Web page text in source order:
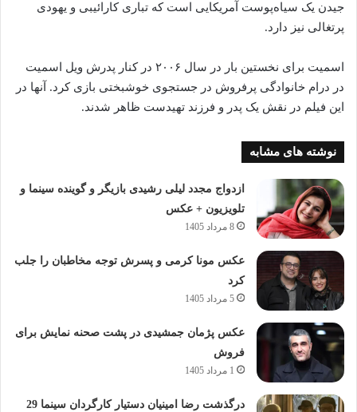
جیدن یک سیاه‌پوست آمریکایی است که تباری کارائیبی و یهودی
پرتغالی نیز دارد.
اسمیت برای نخستین بار در سال ۲۰۰۶ در کنار پدرش ویل اسمیت
در درام خانوادگی پرفروش در جستجوی خوشبختی بازی کرد. آنها در
این فیلم در نقش یک پدر و فرزند تهیدست ظاهر شدند.
نوشته های مشابه
ازدواج مجدد لیلی رشیدی بازیگر و گوینده سینما و
تلویزیون + عکس
8 مرداد 1405
عکس مونا کرمی و پسرش توجه مخاطبان را جلب
کرد
5 مرداد 1405
عکس پژمان جمشیدی در پشت صحنه نمایش برای
فروش
1 مرداد 1405
درگذشت رضا امینیان دستیار کارگردان سینما 29